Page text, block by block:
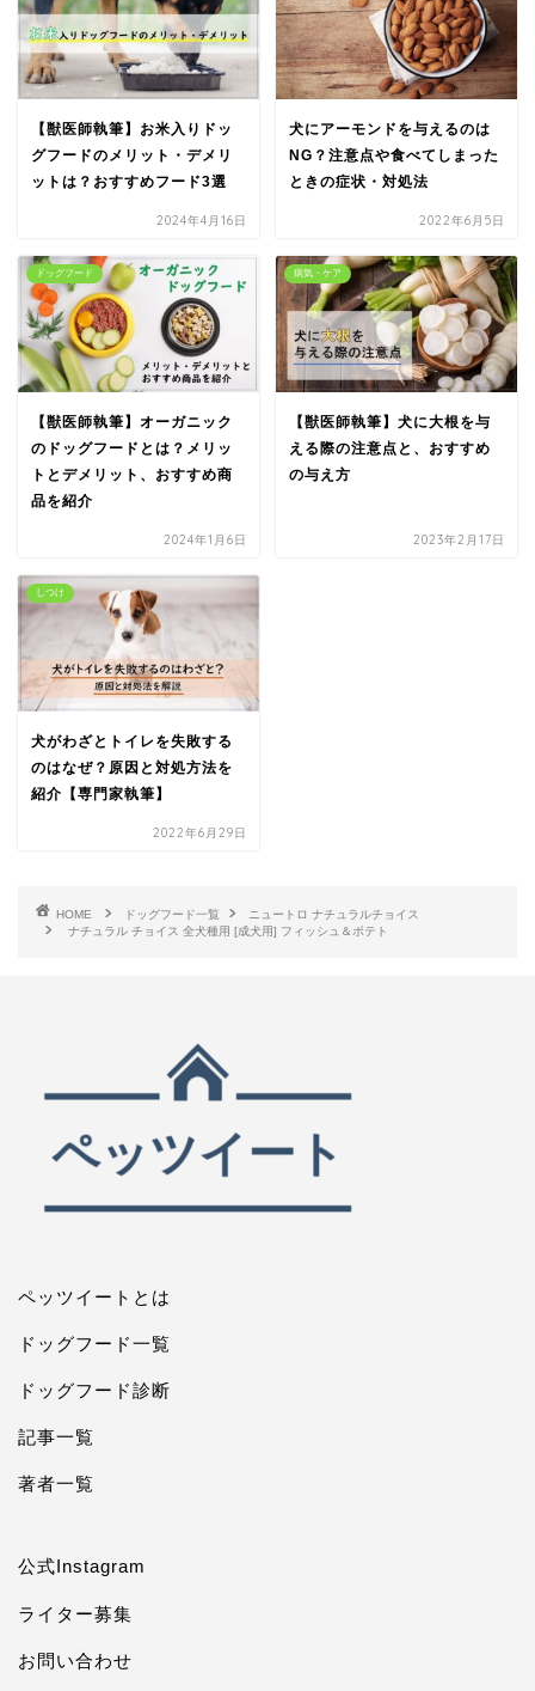
【獣医師執筆】お米入りドッ
グフードのメリット・デメリ
ットは？おすすめフード3選
2024年4月16日
犬にアーモンドを与えるのは
NG？注意点や食べてしまった
ときの症状・対処法
2022年6月5日
ドッグフード
【獣医師執筆】オーガニック
のドッグフードとは？メリッ
トとデメリット、おすすめ商
品を紹介
2024年1月6日
病気・ケア
【獣医師執筆】犬に大根を与
える際の注意点と、おすすめ
の与え方
2023年2月17日
しつけ
犬がわざとトイレを失敗する
のはなぜ？原因と対処方法を
紹介【専門家執筆】
2022年6月29日
HOME ドッグフード一覧
ニュートロ ナチュラルチョイス
ナチュラル チョイス 全犬種用 [成犬用] フィッシュ＆ポテト
ペッツイートとは
ドッグフード一覧
ドッグフード診断
記事一覧
著者一覧
公式Instagram
ライター募集
お問い合わせ